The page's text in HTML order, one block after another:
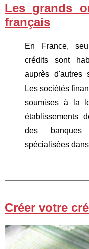
Les grands
français
En France,
crédits sont
auprès d'autres
Les sociétés
soumises à la
établissements
des
spécialisées
Créer votre